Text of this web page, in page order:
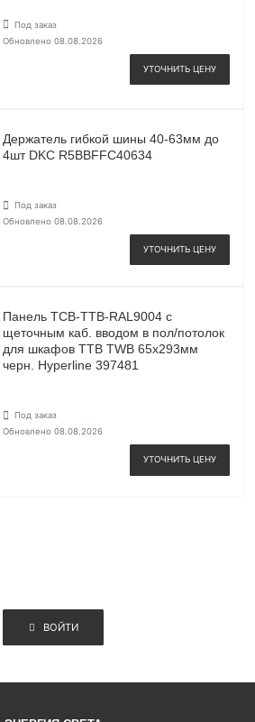
Под заказ
Обновлено 08.08.2026
УТОЧНИТЬ ЦЕНУ
Держатель гибкой шины 40-63мм до
4шт DKC R5BBFFC40634
Под заказ
Обновлено 08.08.2026
УТОЧНИТЬ ЦЕНУ
Панель TCB-TTB-RAL9004 с
щеточным каб. вводом в пол/потолок
для шкафов TTB TWB 65х293мм
черн. Hyperline 397481
Под заказ
Обновлено 08.08.2026
УТОЧНИТЬ ЦЕНУ
ВОЙТИ